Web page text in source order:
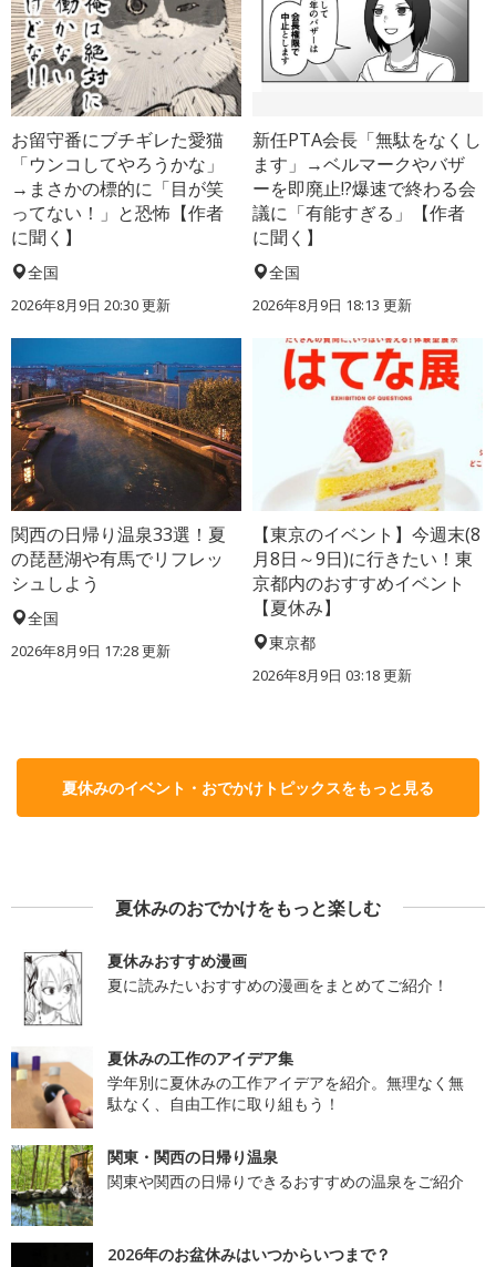
お留守番にブチギレた愛猫
「ウンコしてやろうかな」
→まさかの標的に「目が笑
ってない！」と恐怖【作者
に聞く】
全国
2026年8月9日 20:30更新
新任PTA会長「無駄をなくし
ます」→ベルマークやバザ
ーを即廃止!?爆速で終わる会
議に「有能すぎる」【作者
に聞く】
全国
2026年8月9日 18:13 更新
関西の日帰り温泉33選！夏
の琵琶湖や有馬でリフレッ
シュしよう
全国
2026年8月9日 17:28更新
【東京のイベント】今週末(8
月8日～9日)に行きたい！東
京都内のおすすめイベント
【夏休み】
東京都
2026年8月9日 03:18更新
夏休みのイベント・おでかけトピックスをもっと見る
夏休みのおでかけをもっと楽しむ
夏休みおすすめ漫画
夏に読みたいおすすめの漫画をまとめてご紹介！
夏休みの工作のアイデア集
学年別に夏休みの工作アイデアを紹介。無理なく無
駄なく、自由工作に取り組もう！
関東・関西の日帰り温泉
関東や関西の日帰りできるおすすめの温泉をご紹介
2026年のお盆休みはいつからいつまで？